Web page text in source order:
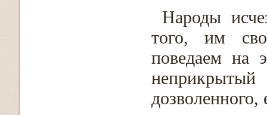
Народы
того, им
поведаем на